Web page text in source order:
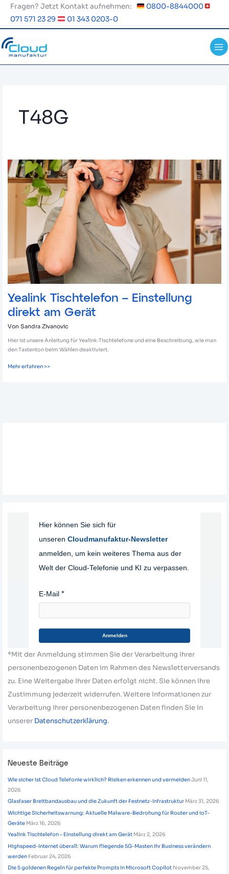
Zum
springen
Fragen? Jetzt Kontakt aufnehmen:
0800-8844000
071 571 23 29
01 343 0203-0
T48G
Yealink Tischtelefon – Einstellung
direkt am Gerät
VonSandra Zivanovic
Hier ist unsere Anleitung für Yealink‑Tischtelefone und eine Beschreibung, wie man
den Tastenton beim Wählen deaktiviert.
Yealink
Tischtelefon
–
Einstellung
Mehr erfahren >>
Hier können Sie sich für
unseren Cloudmanufaktur-Newsletter
anmelden, um kein weiteres Thema aus der
Welt der Cloud-Telefonie und KI zu verpassen.
E-Mail
Anmelden
*Mit der Anmeldung stimmen Sie der Verarbeitung Ihrer
personenbezogenen Daten im Rahmen des Newsletterversands
zu. Eine Weitergabe Ihrer Daten erfolgt nicht. Sie können Ihre
Zustimmung jederzeit widerrufen. Weitere Informationen zur
Verarbeitung Ihrer personenbezogenen Daten finden Sie in
unserer Datenschutzerklärung.
Neueste Beiträge
Wie sicher ist Cloud Telefonie wirklich? Risiken erkennen und vermeidenJuni 11,
2026
Glasfaser Breitbandausbau und die Zukunft der Festnetz-Infrastruktur März 31, 2026
Wichtige Sicherheitswarnung: Aktuelle Malware-Bedrohung für Router und IoT-
Geräte März 16, 2026
Yealink Tischtelefon – Einstellung direkt am Gerät März 2, 2026
Highspeed-Internet überall: Warum fliegende 5G-Masten Ihr Business verändern
werden Februar 24, 2026
Die 5 goldenen Regeln für perfekte Prompts in Microsoft Copilot November 25,